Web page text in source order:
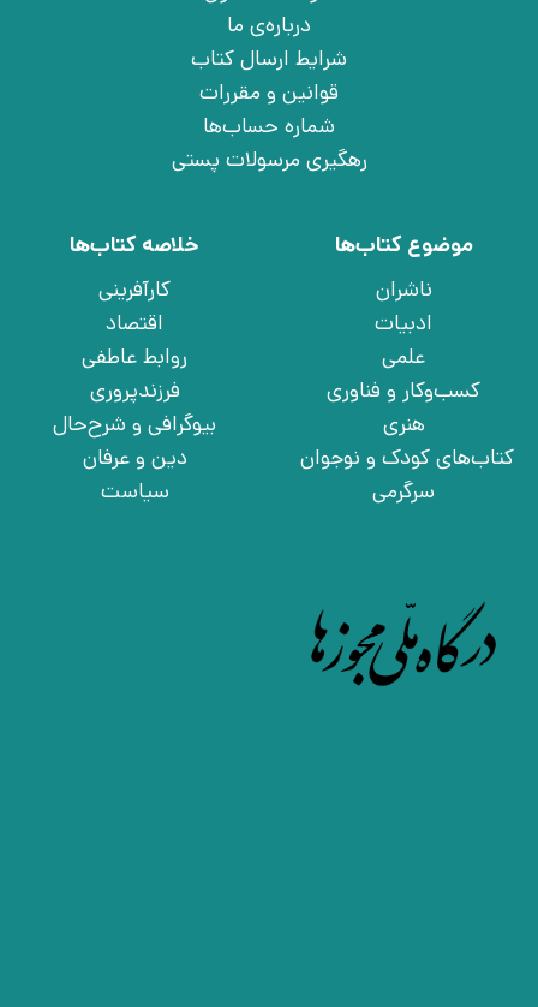
درباره‌ی ما
شرایط ارسال کتاب
قوانین و مقررات
شماره حساب‌ها
رهگیری مرسولات پستی
موضوع کتاب‌ها
ناشران
ادبیات
علمی
کسب‌وکار و فناوری
هنری
کتاب‌های کودک و نوجوان
سرگرمی
خلاصه کتاب‌ها
کارآفرینی
اقتصاد
روابط عاطفی
فرزندپروری
بیوگرافی و شرح‌حال
دین و عرفان
سیاست